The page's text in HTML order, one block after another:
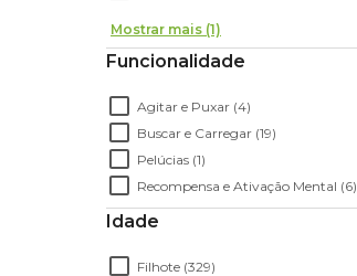
Mostrar mais (1)
Funcionalidade
Agitar e Puxar (4)
Buscar e Carregar (19)
Pelúcias (1)
Recompensa e Ativação Mental (6)
Idade
Filhote (329)